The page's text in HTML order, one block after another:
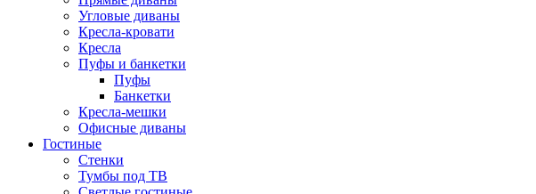
Угловые диваны
Кресла-кровати
Кресла
Пуфы и банкетки
Пуфы
Банкетки
Кресла-мешки
Офисные диваны
Гостиные
Стенки
Тумбы под ТВ